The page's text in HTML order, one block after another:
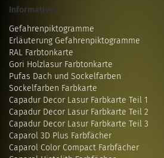
Informatives...
Gefahrenpiktogramme
Erläuterung Gefahrenpiktogramme
RAL Farbtonkarte
Gori Holzlasur Farbtonkarte
Pufas Dach und Sockelfarben
Sockelfarben Farbkarte
Capadur Decor Lasur Farbkarte Teil 1
Capadur Decor Lasur Farbkarte Teil 2
Capadur Decor Lasur Farbkarte Teil 3
Caparol 3D Plus Farbfächer
Caparol Color Compact Farbfächer